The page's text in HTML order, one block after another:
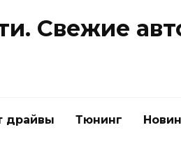
Свежие
драйвы Тюнинг